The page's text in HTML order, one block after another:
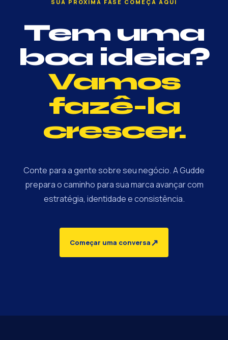
SUA PRÓXIMA FASE COMEÇA AQUI
Tem uma
boa ideia?
Vamos
fazê-la
crescer.
Conte para a gente sobre seu negócio. A Gudde
prepara o caminho para sua marca avançar com
estratégia, identidade e consistência.
Começar uma conversa↗